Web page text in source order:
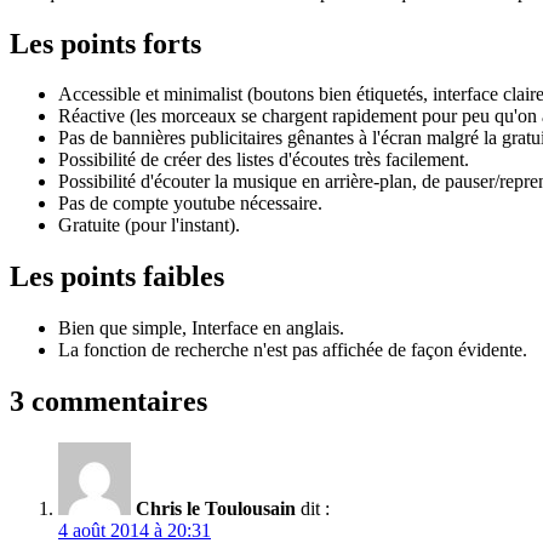
Les points forts
Accessible et minimalist (boutons bien étiquetés, interface
Réactive (les morceaux se chargent rapidement pour peu
Pas de bannières publicitaires gênantes à l'écran malgré la
Possibilité de créer des listes d'écoutes très facilement.
Possibilité d'écouter la musique en arrière-plan, de pauser/
Pas de compte youtube nécessaire.
Gratuite (pour l'instant).
Les points faibles
Bien que simple, Interface en anglais.
La fonction de recherche n'est pas affichée de façon évidente.
3 commentaires
Chris le Toulousain dit :
4 août 2014 à 20:31